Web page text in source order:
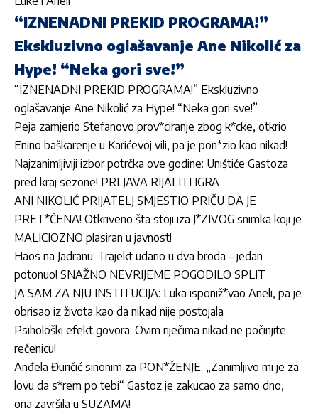
“IZNENADNI PREKID PROGRAMA!”
Ekskluzivno oglašavanje Ane Nikolić za
Hype! “Neka gori sve!”
“IZNENADNI PREKID PROGRAMA!” Ekskluzivno
oglašavanje Ane Nikolić za Hype! “Neka gori sve!”
Peja zamjerio Stefanovo prov*ciranje zbog k*cke, otkrio
Enino baškarenje u Karićevoj vili, pa je pon*zio kao nikad!
Najzanimljiviji izbor potrčka ove godine: Uništiće Gastoza
pred kraj sezone! PRLJAVA RIJALITI IGRA
ANI NIKOLIĆ PRIJATELJ SMJESTIO PRIČU DA JE
PRET*ČENA! Otkriveno šta stoji iza J*ZIVOG snimka koji je
MALICIOZNO plasiran u javnost!
Haos na Jadranu: Trajekt udario u dva broda – jedan
potonuo! SNAŽNO NEVRIJEME POGODILO SPLIT
JA SAM ZA NJU INSTITUCIJA: Luka isponiž*vao Aneli, pa je
obrisao iz života kao da nikad nije postojala
Psihološki efekt govora: Ovim riječima nikad ne počinjite
rečenicu!
Anđela Đuričić sinonim za PON*ŽENJE: „Zanimljivo mi je za
lovu da s*rem po tebi“ Gastoz je zakucao za samo dno,
ona završila u SUZAMA!